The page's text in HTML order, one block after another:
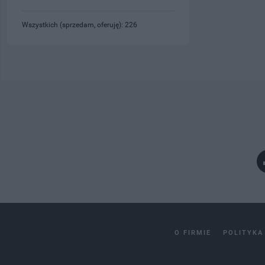
Wszystkich (sprzedam, oferuję): 226
O FIRMIE POLITYKA